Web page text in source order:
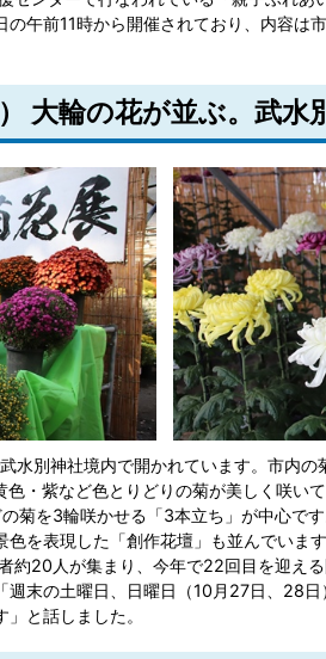
午前11時から開催されており、内容は
大輪の花が並ぶ。武水
水別神社境内で開かれています。市内
・紫など色とりどりの菊が美しく咲いて
菊を3輪咲かせる「3本立ち」が中心で
を表現した「創作花壇」も並んでいます
約20人が集まり、今年で22回目を迎え
週末の土曜日、日曜日（10月27日、28
と話しました。